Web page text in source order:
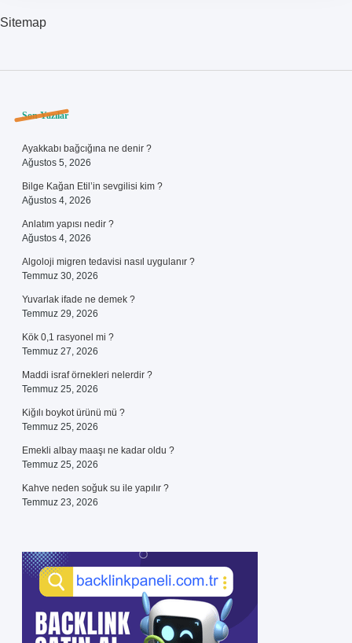
Sitemap
Sidebar
Son Yazılar
Ayakkabı bağcığına ne denir ?
Ağustos 5, 2026
Bilge Kağan Etil’in sevgilisi kim ?
Ağustos 4, 2026
Anlatım yapısı nedir ?
Ağustos 4, 2026
Algoloji migren tedavisi nasıl uygulanır ?
Temmuz 30, 2026
Yuvarlak ifade ne demek ?
Temmuz 29, 2026
Kök 0,1 rasyonel mi ?
Temmuz 27, 2026
Maddi israf örnekleri nelerdir ?
Temmuz 25, 2026
Kiğılı boykot ürünü mü ?
Temmuz 25, 2026
Emekli albay maaşı ne kadar oldu ?
Temmuz 25, 2026
Kahve neden soğuk su ile yapılır ?
Temmuz 23, 2026